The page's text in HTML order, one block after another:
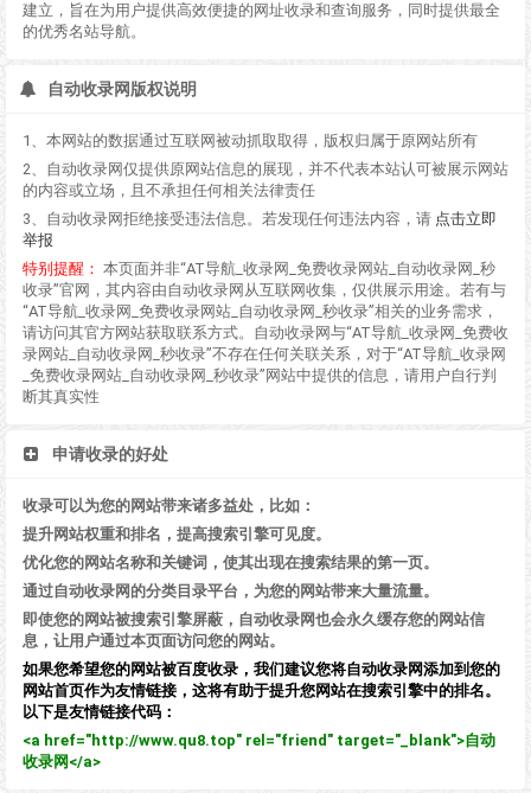
建立，旨在为用户提供高效便捷的网址收录和查询服务，同时提供最全
的优秀名站导航。
自动收录网版权说明
1、本网站的数据通过互联网被动抓取取得，版权归属于原网站所有
2、自动收录网仅提供原网站信息的展现，并不代表本站认可被展示网站
的内容或立场，且不承担任何相关法律责任
3、自动收录网拒绝接受违法信息。若发现任何违法内容，请 点击立即
举报
特别提醒： 本页面并非“AT导航_收录网_免费收录网站_自动收录网_秒
收录”官网，其内容由自动收录网从互联网收集，仅供展示用途。若有与
“AT导航_收录网_免费收录网站_自动收录网_秒收录”相关的业务需求，
请访问其官方网站获取联系方式。自动收录网与“AT导航_收录网_免费收
录网站_自动收录网_秒收录”不存在任何关联关系，对于“AT导航_收录网
_免费收录网站_自动收录网_秒收录”网站中提供的信息，请用户自行判
断其真实性
申请收录的好处
收录可以为您的网站带来诸多益处，比如：
提升网站权重和排名，提高搜索引擎可见度。
优化您的网站名称和关键词，使其出现在搜索结果的第一页。
通过自动收录网的分类目录平台，为您的网站带来大量流量。
即使您的网站被搜索引擎屏蔽，自动收录网也会永久缓存您的网站信
息，让用户通过本页面访问您的网站。
如果您希望您的网站被百度收录，我们建议您将自动收录网添加到您的
网站首页作为友情链接，这将有助于提升您网站在搜索引擎中的排名。
以下是友情链接代码：
<a href="http://www.qu8.top" rel="friend" target="_blank">自动
收录网</a>